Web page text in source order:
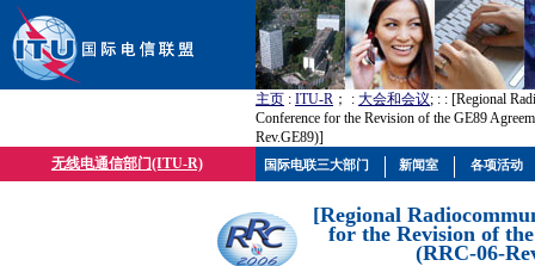
主页 : ITU-R ； : 大会和会议; : : [Regional
Conference for the Revision of the GE89
Rev.GE89)]
无线电通信部门(ITU-R)
[Regional
for the Revision of
(RRC-06-
国际电联三大部门 新闻室 各项活动